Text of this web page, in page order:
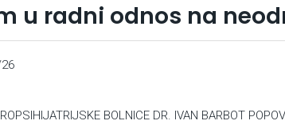
u radni odnos na
BOLNICE DR. IVAN BARBOT